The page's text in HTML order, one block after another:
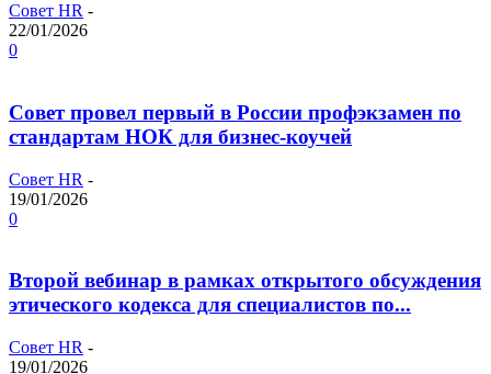
Совет HR -
22/01/2026
0
Совет провел первый в России профэкзамен по
стандартам НОК для бизнес-коучей
Совет HR -
19/01/2026
0
Второй вебинар в рамках открытого обсуждения
этического кодекса для специалистов по...
Совет HR -
19/01/2026